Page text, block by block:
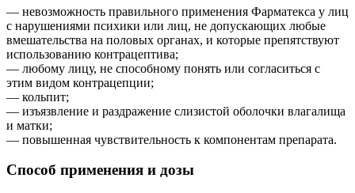
— невозможность правильного применения Фарматекса у лиц
с нарушениями психики или лиц, не допускающих любые
вмешательства на половых органах, и которые препятствуют
использованию контрацептива;
— любому лицу, не способному понять или согласиться с
этим видом контрацепции;
— кольпит;
— изъязвление и раздражение слизистой оболочки влагалища
и матки;
— повышенная чувствительность к компонентам препарата.
Способ применения и дозы